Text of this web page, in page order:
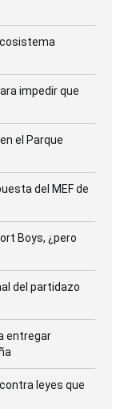
impedir que
el Parque
del MEF de
Boys, ¿pero
del partidazo
entregar
leyes que